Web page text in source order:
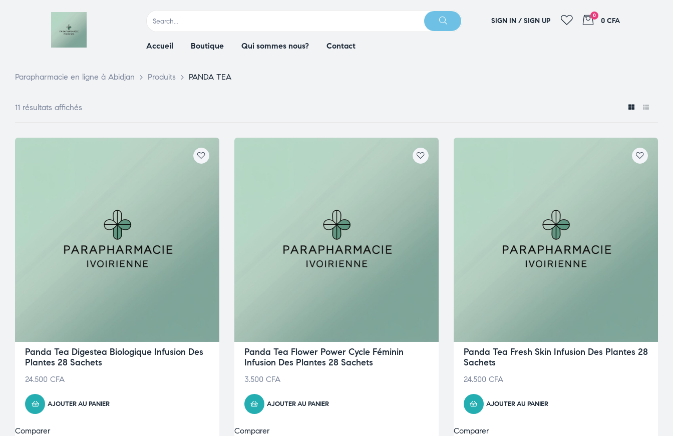
SIGN IN / SIGN UP
0
0 CFA
Accueil Boutique Qui sommes nous? Contact
Parapharmacie en ligne à Abidjan > Produits > PANDA TEA
11 résultats affichés
Panda Tea Digestea Biologique Infusion Des
Plantes 28 Sachets
24.500 CFA
AJOUTER AU PANIER
Comparer
Panda Tea Flower Power Cycle Féminin
Infusion Des Plantes 28 Sachets
3.500 CFA
AJOUTER AU PANIER
Comparer
Panda Tea Fresh Skin Infusion Des Plantes 28
Sachets
24.500 CFA
AJOUTER AU PANIER
Comparer